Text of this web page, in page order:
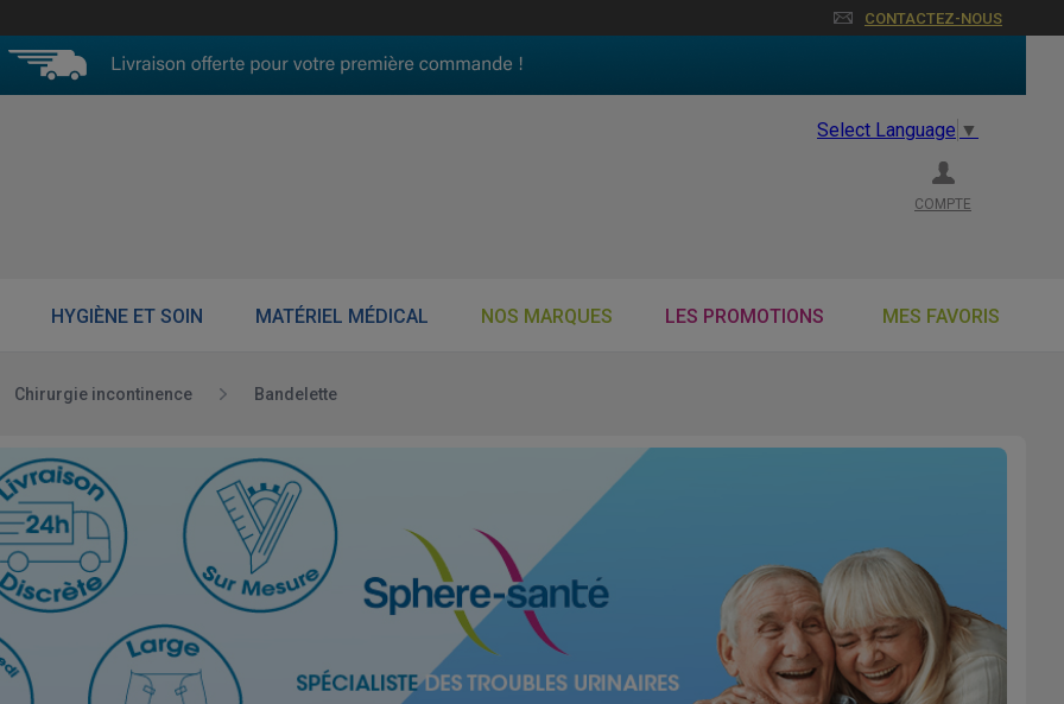
CONTACTEZ-NOUS
Select Language ▼
COMPTE
HYGIÈNE ET SOIN MATÉRIEL MÉDICAL NOS MARQUES LES PROMOTIONS MES FAVORIS
Chirurgie incontinence Bandelette